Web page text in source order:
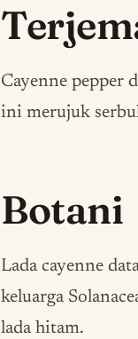
Cayenne pepper
ini merujuk
Botani
Lada cayenne
keluarga
lada hitam.